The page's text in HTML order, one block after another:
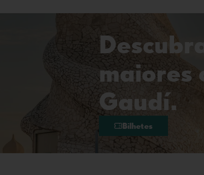
maiores
Gaudí.
Bilhetes